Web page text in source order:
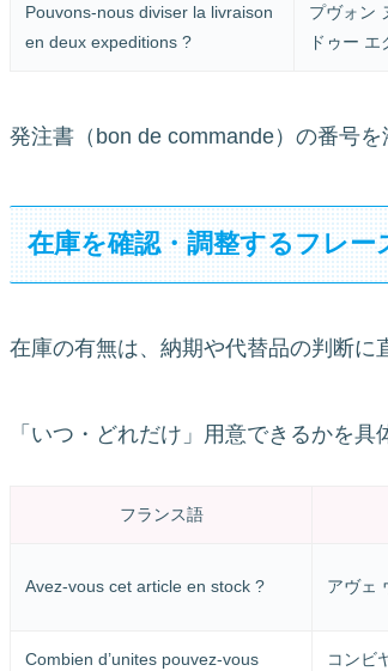
Pouvons-nous diviser la livraison
en deux expeditions ?
プヴォン
ドゥー
発注書（bon de commande）の番号
在庫を確認・調整するフレー
在庫の有無は、納期や代替品の判断に
「いつ・どれだけ」用意できるかを具
フランス語
Avez-vous cet article en stock ? アヴェ
Combien d’unites pouvez-vous
コンビ